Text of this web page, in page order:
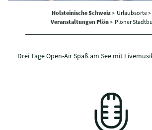
Holsteinische Schweiz> Urlaubsorte >
Veranstaltungen Plön> Plöner
Drei Tage Open-Air Spaß am See mit